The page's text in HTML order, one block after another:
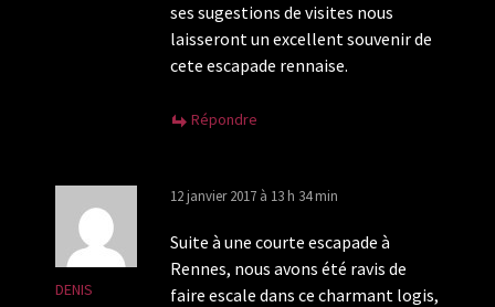
ses sugestions de visites nous
laisseront un excellent souvenir de
cete escapade rennaise.
Répondre
DENIS
12 janvier 2017 à 13 h 34 min
Suite à une courte escapade à
Rennes, nous avons été ravis de
faire escale dans ce charmant logis,